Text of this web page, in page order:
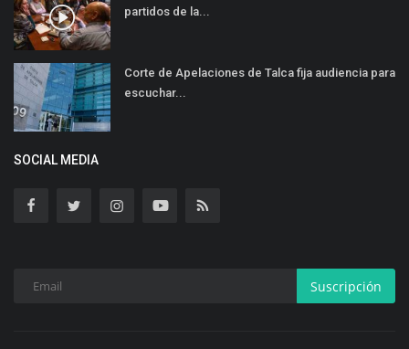
partidos de la...
Corte de Apelaciones de Talca fija audiencia para
escuchar...
SOCIAL MEDIA
Suscripción